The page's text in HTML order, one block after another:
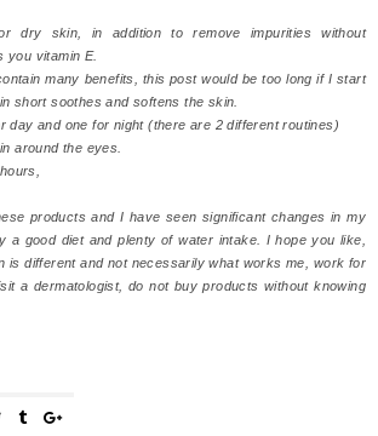
dry skin, in addition to remove impurities without
you vitamin E.
many benefits, this post would be too long if I start
short soothes and softens the skin.
day and one for night (there are 2 different routines)
around the eyes.
products and I have seen significant changes in my
a good diet and plenty of water intake. I hope you like,
is different and not necessarily what works me, work for
a dermatologist, do not buy products without knowing